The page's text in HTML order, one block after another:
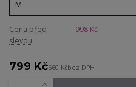
Cena před
slevou
998 Kč
799 Kč660 Kčbez DPH